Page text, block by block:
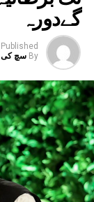
گےدورہ
Published
By سچ کی